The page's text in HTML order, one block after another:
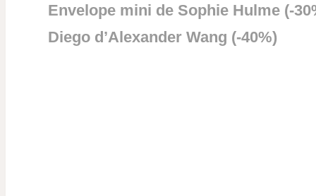
Envelope mini de Sophie Hulme (-
Diego d’Alexander Wang (-40%)